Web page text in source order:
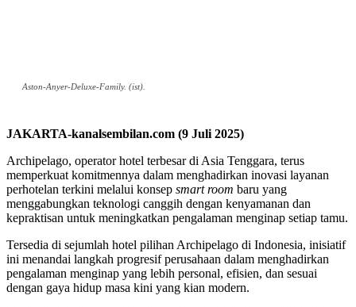
Aston-Anyer-Deluxe-Family. (ist).
JAKARTA-kanalsembilan.com (9 Juli 2025)
Archipelago, operator hotel terbesar di Asia Tenggara, terus
memperkuat komitmennya dalam menghadirkan inovasi layanan
perhotelan terkini melalui konsep smart room baru yang
menggabungkan teknologi canggih dengan kenyamanan dan
kepraktisan untuk meningkatkan pengalaman menginap setiap tamu.
Tersedia di sejumlah hotel pilihan Archipelago di Indonesia, inisiatif
ini menandai langkah progresif perusahaan dalam menghadirkan
pengalaman menginap yang lebih personal, efisien, dan sesuai
dengan gaya hidup masa kini yang kian modern.